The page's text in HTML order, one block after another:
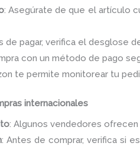
: Asegúrate de que el artículo
de pagar, verifica el desglose
con un método de pago
te permite monitorear tu
internacionales
: Algunos vendedores
: Antes de comprar, verifica si